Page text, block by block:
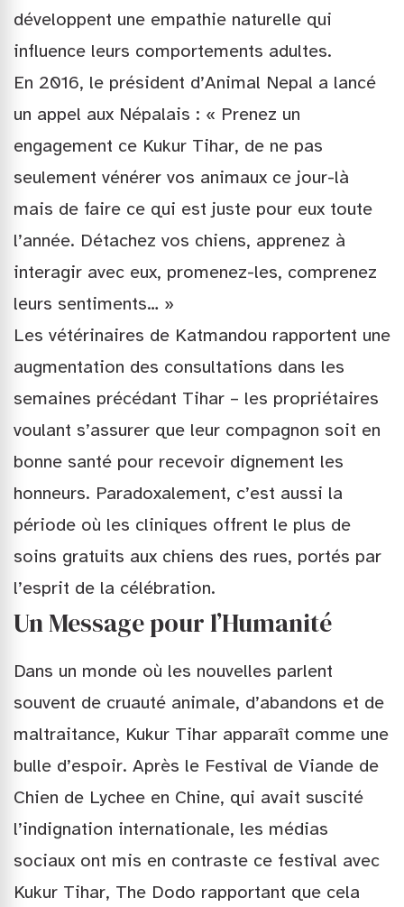
développent une empathie naturelle qui
influence leurs comportements adultes.
En 2016, le président d’Animal Nepal a lancé
un appel aux Népalais : « Prenez un
engagement ce Kukur Tihar, de ne pas
seulement vénérer vos animaux ce jour-là
mais de faire ce qui est juste pour eux toute
l’année. Détachez vos chiens, apprenez à
interagir avec eux, promenez-les, comprenez
leurs sentiments… »
Les vétérinaires de Katmandou rapportent une
augmentation des consultations dans les
semaines précédant Tihar – les propriétaires
voulant s’assurer que leur compagnon soit en
bonne santé pour recevoir dignement les
honneurs. Paradoxalement, c’est aussi la
période où les cliniques offrent le plus de
soins gratuits aux chiens des rues, portés par
l’esprit de la célébration.
Un Message pour l’Humanité
Dans un monde où les nouvelles parlent
souvent de cruauté animale, d’abandons et de
maltraitance, Kukur Tihar apparaît comme une
bulle d’espoir. Après le Festival de Viande de
Chien de Lychee en Chine, qui avait suscité
l’indignation internationale, les médias
sociaux ont mis en contraste ce festival avec
Kukur Tihar, The Dodo rapportant que cela